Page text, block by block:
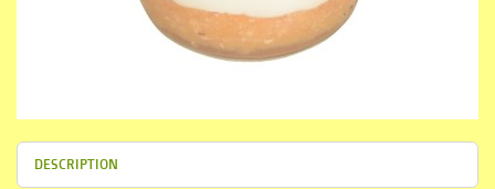
DESCRIPTION